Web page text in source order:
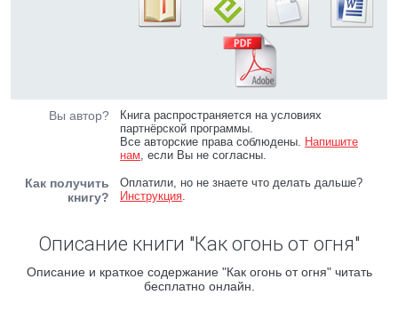
Вы автор?
Книга распространяется на условиях
партнёрской программы.
Все авторские права соблюдены. Напишите
нам, если Вы не согласны.
Как получить
книгу?
Оплатили, но не знаете что делать дальше?
Инструкция.
Описание книги "Как огонь от огня"
Описание и краткое содержание "Как огонь от огня" читать
бесплатно онлайн.